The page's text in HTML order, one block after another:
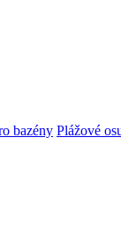
bazény Plážové